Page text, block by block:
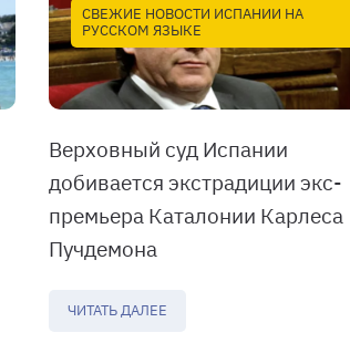
СВЕЖИЕ НОВОСТИ ИСПАНИИ НА
РУССКОМ ЯЗЫКЕ
Верховный суд Испании
добивается экстрадиции экс-
премьера Каталонии Карлеса
Пучдемона
ЧИТАТЬ ДАЛЕЕ